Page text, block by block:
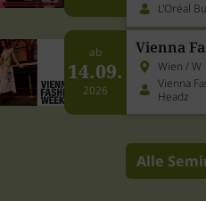
L'Oréal
ab
14.09.
2026
Vienna
Wien / W
Vienna
Headz
Alle